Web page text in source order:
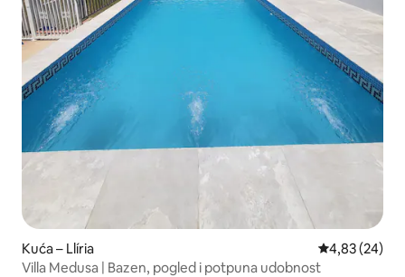
Kuća – Llíria Prosječna
4,83 (24)
Villa Medusa | Bazen, pogled i potpuna udobnost